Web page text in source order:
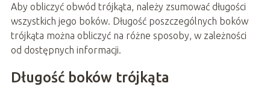
Aby obliczyć obwód trójkąta, należy zsumować długości
wszystkich jego boków. Długość poszczególnych boków
trójkąta można obliczyć na różne sposoby, w zależności
od dostępnych informacji.
Długość boków trójkąta